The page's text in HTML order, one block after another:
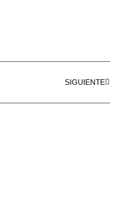
SIGUIENTE